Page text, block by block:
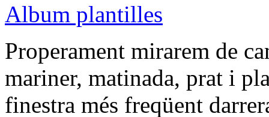
Album plantilles
Properament mirarem de
mariner, matinada, prat i
finestra més freqüent